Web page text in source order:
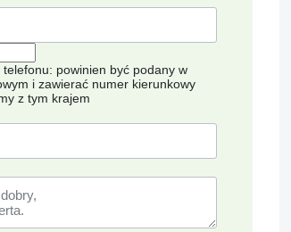
powinien być podany w
i zawierać numer kierunkowy
z tym krajem